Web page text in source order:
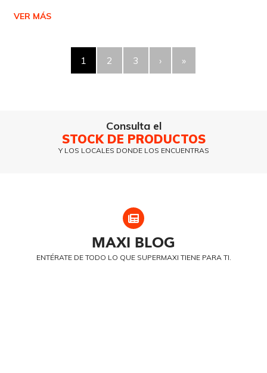
VER MÁS
1 2 3 › »
Consulta el
STOCK DE PRODUCTOS
Y LOS LOCALES DONDE LOS ENCUENTRAS
MAXI BLOG
ENTÉRATE DE TODO LO QUE SUPERMAXI TIENE PARA TI.